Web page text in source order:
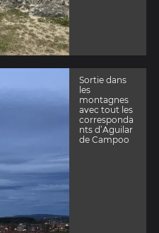
Sortie dans
les
montagnes
avec tout les
corresponda
nts d’Aguilar
de Campoo